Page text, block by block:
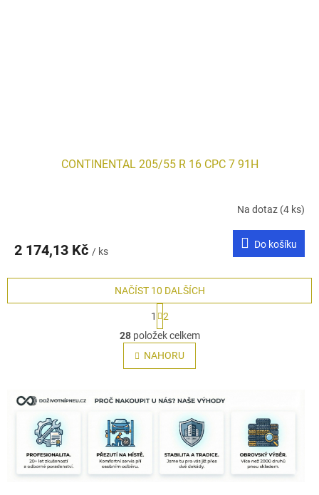
CONTINENTAL 205/55 R 16 CPC 7 91H
Na dotaz (4 ks)
2 174,13 Kč / ks
Do košíku
O
v
l
á
a
k
NAČÍST 10 DALŠÍCH
S
t
r
á
n
k
á
1
2
28položek celkem
NAHORU